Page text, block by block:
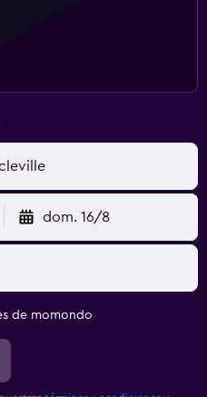
dom. 16/8
de momondo